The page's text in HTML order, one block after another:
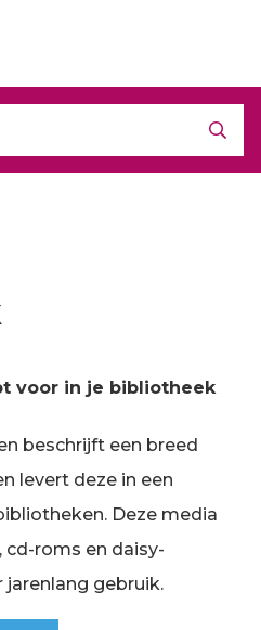
voor in je bibliotheek
beschrijft een breed
levert deze in een
Deze media
cd-roms en daisy-
gebruik.